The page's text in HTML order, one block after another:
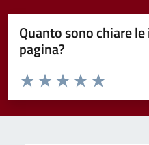
Quanto sono chiare
pagina?
Valuta da 1 a 5 stelle la pagina
Valuta 5
Valuta 4 stelle
Valuta 3 stelle su 5
Valuta 2 stelle su 5
Valuta 1 stelle su 5